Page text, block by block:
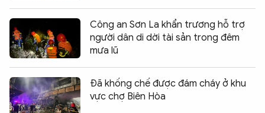
Công an Sơn La khẩn trương hỗ trợ
người dân di dời tài sản trong đêm
mưa lũ
Đã khống chế được đám cháy ở khu
vực chợ Biên Hòa